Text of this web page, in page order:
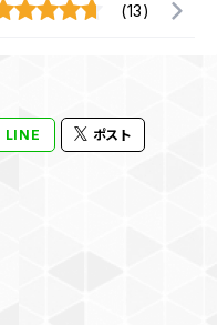
(13)
LINE ポスト